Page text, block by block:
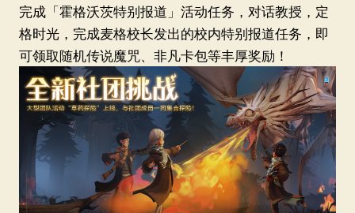
完成「霍格沃茨特别报道」活动任务，对话教授，定
格时光，完成麦格校长发出的校内特别报道任务，即
可领取随机传说魔咒、非凡卡包等丰厚奖励！
北京群